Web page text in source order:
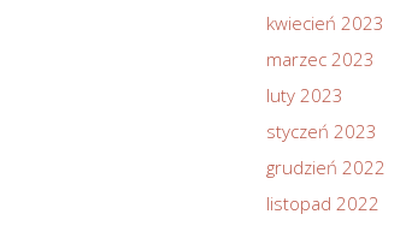
kwiecień 2023
marzec 2023
luty 2023
styczeń 2023
grudzień 2022
listopad 2022